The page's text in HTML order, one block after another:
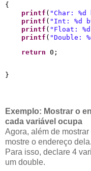
{
printf ( "Char: %d
printf ( " Int: %d
printf ( " Float: %d
printf ( "Double:
return 0;
Exemplo: Mostrar o
cada variável ocupa
Agora, além de
mostre o endereço dela.
Para isso, declare 4
um double.